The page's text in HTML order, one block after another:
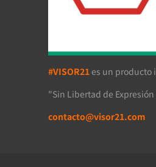
#VISOR21 es un producto
"Sin Libertad de
contacto@visor21.com